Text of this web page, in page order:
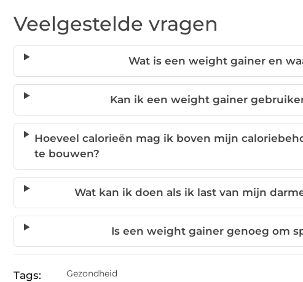
Veelgestelde vragen
Wat is een weight gainer en
Kan ik een weight gainer
Hoeveel calorieën mag ik boven mijn
te bouwen?
Wat kan ik doen als ik last van mijn
Is een weight gainer genoeg om
Tags: Gezondheid